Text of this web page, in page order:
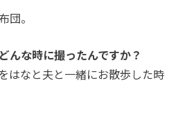
団。
んな時に撮ったんですか？
はなと夫と一緒にお散歩した時